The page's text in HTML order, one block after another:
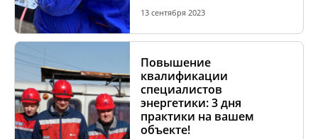
13 сентября 2023
Повышение
квалификации
специалистов
энергетики: 3 дня
практики на вашем
объекте!